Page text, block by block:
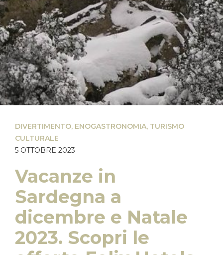
DIVERTIMENTO, ENOGASTRONOMIA, TURISMO
CULTURALE
5 OTTOBRE 2023
Vacanze in
Sardegna a
dicembre e Natale
2023. Scopri le